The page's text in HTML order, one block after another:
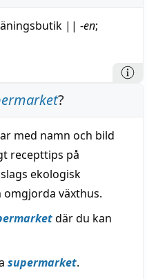
|| -en;
?
med namn och bild
recepttips på
ekologisk
omgjorda växthus.
där du kan
supermarket.